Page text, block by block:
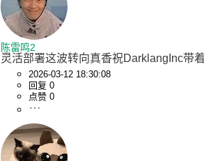
陈雷鸣2
灵活部署这波转向真香祝DarklangInc带
2026-03-12 18:30:08
回复 0
点赞 0